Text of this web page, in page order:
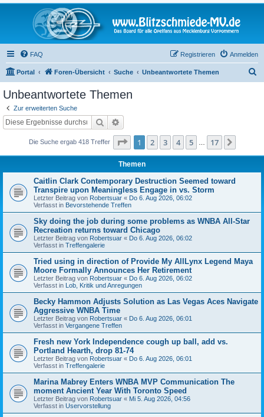
FAQ Anmelden
Registrieren
Portal Foren-Übersicht Suche Unbeantwortete Themen
Unbeantwortete Themen
Zur erweiterten Suche
Suche
Die Suche ergab 418 Treffer Seite 1von 17
1 2 3 4 5 17
Themen
Caitlin Clark Contemporary Destruction Seemed toward
Transpire upon Meaningless Engage in vs. Storm
Letzter Beitrag von Robertsuar « Do 6. Aug 2026, 06:02
Verfasst in Bevorstehende Treffen
Sky doing the job during some problems as WNBA All-Star
Recreation returns toward Chicago
Letzter Beitrag von Robertsuar « Do 6. Aug 2026, 06:02
Verfasst in Treffengalerie
Tried using in direction of Provide My AllLynx Legend Maya
Moore Formally Announces Her Retirement
Letzter Beitrag von Robertsuar « Do 6. Aug 2026, 06:02
Verfasst in Lob, Kritik und Anregungen
Becky Hammon Adjusts Solution as Las Vegas Aces Navigate
Aggressive WNBA Time
Letzter Beitrag von Robertsuar « Do 6. Aug 2026, 06:01
Verfasst in Vergangene Treffen
Fresh new York Independence cough up ball, add vs.
Portland Hearth, drop 81-74
Letzter Beitrag von Robertsuar « Do 6. Aug 2026, 06:01
Verfasst in Treffengalerie
Marina Mabrey Enters WNBA MVP Communication The
moment Ancient Year With Toronto Speed
Letzter Beitrag von Robertsuar « Mi 5. Aug 2026, 04:56
Verfasst in Uservorstellung